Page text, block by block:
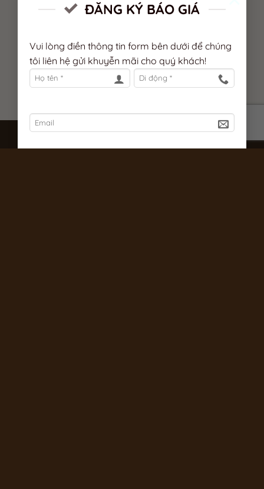
ĐĂNG KÝ BÁO GIÁ
Vui lòng điền thông tin form bên dưới để chúng
tôi liên hệ gửi khuyễn mãi cho quý khách!
Copyright 2026 ©The Capital Coffee